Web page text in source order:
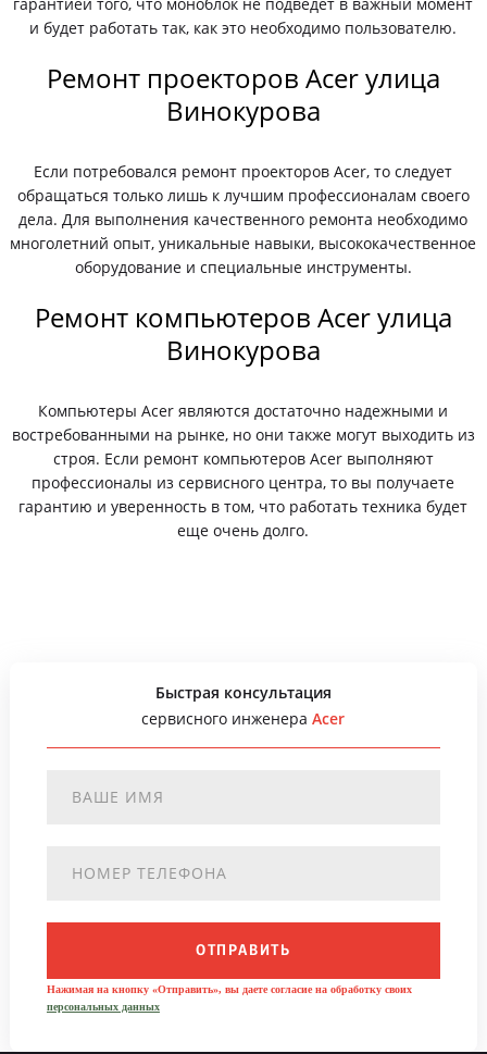
и будет работать так, как это необходимо пользователю.
Ремонт проекторов Acer улица
Винокурова
Если потребовался ремонт проекторов Acer, то следует
обращаться только лишь к лучшим профессионалам своего
дела. Для выполнения качественного ремонта необходимо
многолетний опыт, уникальные навыки, высококачественное
оборудование и специальные инструменты.
Ремонт компьютеров Acer улица
Винокурова
Компьютеры Acer являются достаточно надежными и
востребованными на рынке, но они также могут выходить из
строя. Если ремонт компьютеров Acer выполняют
профессионалы из сервисного центра, то вы получаете
гарантию и уверенность в том, что работать техника будет
еще очень долго.
Быстрая консультация
сервисного инженераAcer
ОТПРАВИТЬ
Нажимая на кнопку «Отправить», вы даете согласие на обработку своих
персональных данных